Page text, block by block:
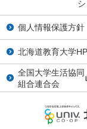
個人情報保護方針
北海道教育大学HP
全国大学生活協同
組合連合会